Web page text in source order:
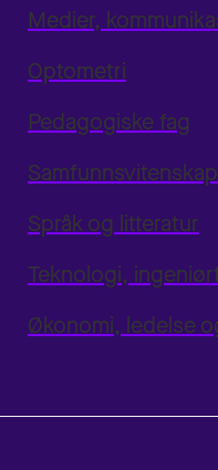
Medier,
Optometri
Pedagogiske fag
Språk og litteratur
Teknologi,
Økonomi, ledelse